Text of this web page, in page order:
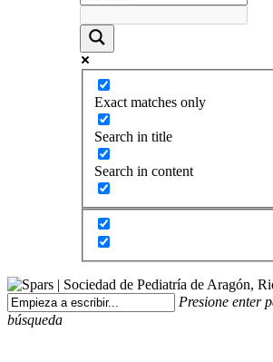
Exact matches only
Search in title
Search in content
Presione enter
búsqueda